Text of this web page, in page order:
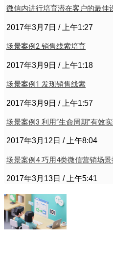
微信内进行培育潜在客户的最佳
2017年3月7日 上午1:27
场景案例2 销售线索培育
2017年3月9日 上午1:18
场景案例1 发现销售线索
2017年3月9日 上午1:57
场景案例3 利用“生命周期”有效
2017年3月12日 上午8:04
场景案例4 巧用4类微信营销场
2017年3月13日 上午5:41